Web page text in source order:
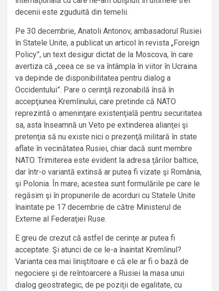
decenii este zguduită din temelii.
Pe 30 decembrie, Anatoli Antonov, ambasadorul Rusiei
în Statele Unite, a publicat un articol în revista „Foreign
Policy”, un text desigur dictat de la Moscova, în care
avertiza că „ceea ce se va întâmpla în viitor în Ucraina
va depinde de disponibilitatea pentru dialog a
Occidentului”. Pare o cerinţă rezonabilă însă în
accepţiunea Kremlinului, care pretinde că NATO
reprezintă o ameninţare existenţială pentru securitatea
sa, asta înseamnă un Veto pe extinderea alianţei şi
pretenţia să nu existe nici o prezenţă militară în state
aflate în vecinătatea Rusiei, chiar dacă sunt membre
NATO. Trimiterea este evident la adresa ţărilor baltice,
dar într-o variantă extinsă ar putea fi vizate şi România,
şi Polonia. În mare, acestea sunt formulările pe care le
regăsim şi în propunerile de acorduri cu Statele Unite
înaintate pe 17 decembrie de către Ministerul de
Externe al Federaţiei Ruse.
E greu de crezut că astfel de cerinţe ar putea fi
acceptate. Şi atunci de ce le-a înaintat Kremlinul?
Varianta cea mai liniştitoare e că ele ar fi o bază de
negociere şi de reîntoarcere a Rusiei la masa unui
dialog geostrategic, de pe poziţii de egalitate, cu